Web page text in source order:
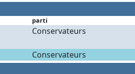
parti
Conservateurs
Conservateurs